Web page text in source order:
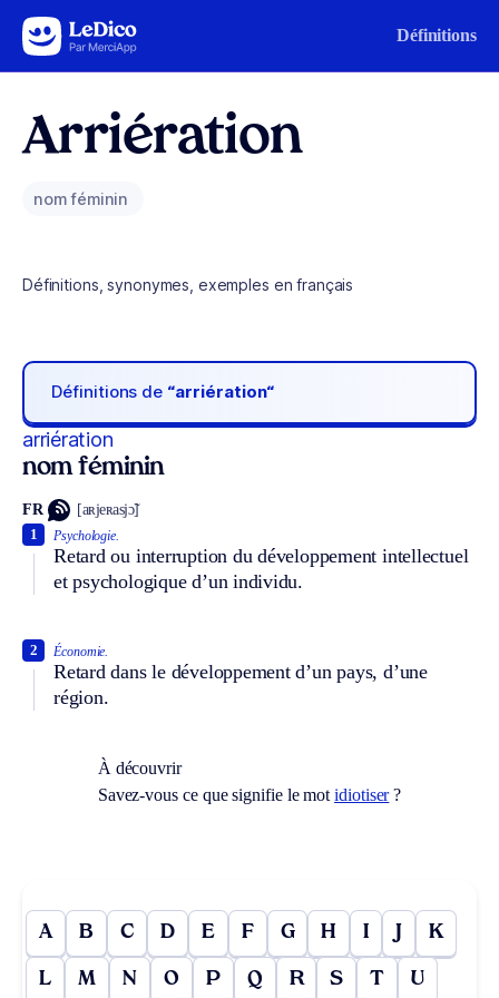
Aller au contenu Définitions
Arriération
nom féminin
Définitions, synonymes, exemples en français
Définitions de “arriération“
arriération
nom féminin
FR [aʀjeʀasjɔ̃]
Psychologie.
Retard ou interruption du développement intellectuel
et psychologique d’un individu.
1
Économie.
Retard dans le développement d’un pays, d’une
région.
2
À découvrir
Savez-vous ce que signifie le motidiotiser?
A B C D E F G H I J K
L M N O P Q R S T U